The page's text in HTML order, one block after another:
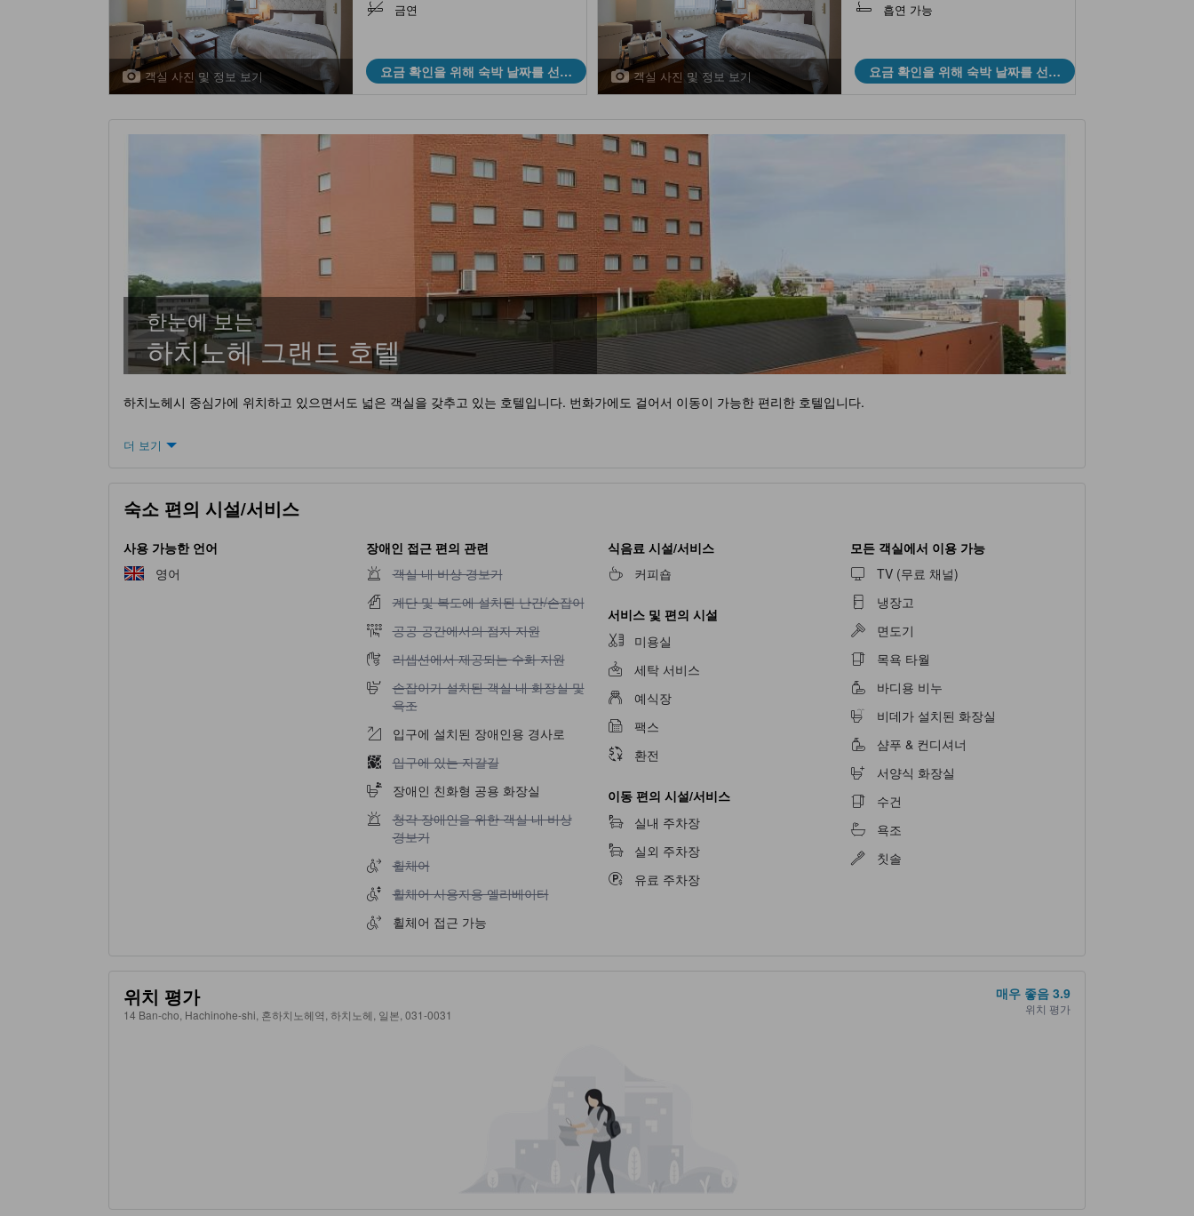
객실 사진 및 정보 보기
금연
요금 확인을 위해 숙박 날짜를 선택
하세요
객실 사진 및 정보 보기
흡연 가능
요금 확인을 위해 숙박 날짜를 선택
하세요
한눈에 보는
하치노헤 그랜드 호텔
하치노헤시 중심가에 위치하고 있으면서도 넓은 객실을 갖추고 있는 호텔입니다. 번화가에도 걸어서 이동이 가능한 편리한 호텔입니다.
더 보기
숙소 편의 시설/서비스
사용 가능한 언어
영어
장애인 접근 편의 관련
객실 내 비상 경보기 이용 불가
객실 내 비상 경보기
계단 및 복도에 설치된 난간/손잡이 이용 불가
계단 및 복도에 설치된 난간/손잡이
공공 공간에서의 점자 지원 이용 불가
공공 공간에서의 점자 지원
리셉션에서 제공되는 수화 지원 이용 불가
리셉션에서 제공되는 수화 지원
손잡이가 설치된 객실 내 화장실 및 욕조 이용 불가
손잡이가 설치된 객실 내 화장실 및
욕조
입구에 설치된 장애인용 경사로
입구에 있는 자갈길 이용 불가
입구에 있는 자갈길
장애인 친화형 공용 화장실
청각 장애인을 위한 객실 내 비상 경보기 이용 불가
청각 장애인을 위한 객실 내 비상
경보기
휠체어 이용 불가
휠체어
휠체어 사용자용 엘리베이터 이용 불가
휠체어 사용자용 엘리베이터
휠체어 접근 가능
식음료 시설/서비스
커피숍
서비스 및 편의 시설
미용실
세탁 서비스
예식장
팩스
환전
이동 편의 시설/서비스
실내 주차장
실외 주차장
유료 주차장
모든 객실에서 이용 가능
TV (무료 채널)
냉장고
면도기
목욕 타월
바디용 비누
비데가 설치된 화장실
샴푸 & 컨디셔너
서양식 화장실
수건
욕조
칫솔
위치 평가
14 Ban-cho, Hachinohe-shi, 혼하치노헤역, 하치노헤, 일본, 031-0031
매우 좋음 3.9
위치 평가